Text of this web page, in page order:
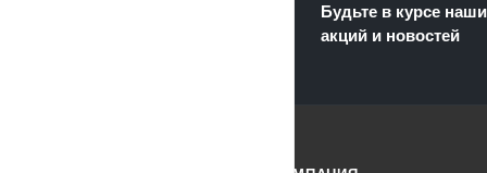
Будьте в курсе
акций и новостей